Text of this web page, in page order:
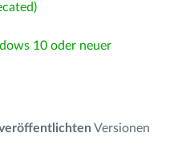
10 oder neuer
Versionen